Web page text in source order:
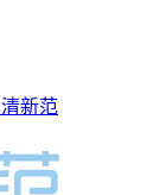
清新范